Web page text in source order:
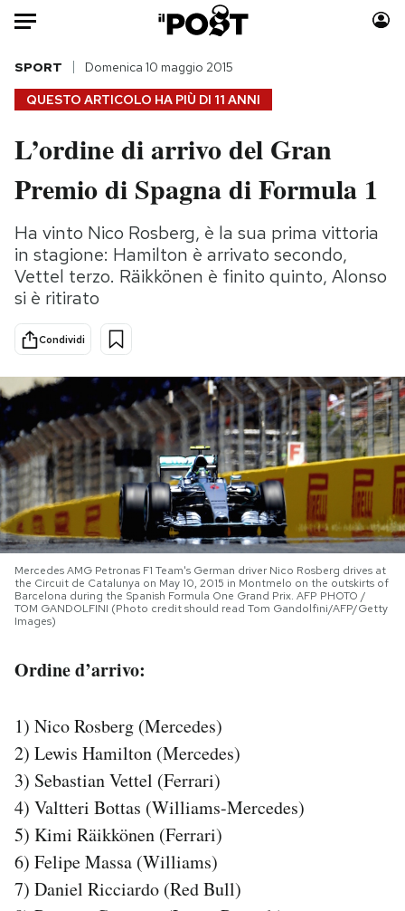
Auto
HOME
Italia
Politica
Tecnologia
Internet
Scienza
Cultura
Economia
Moda
Consumismi
Storie/Idee
Ok Boomer!
Media
PODCAST
NEWSLETTER
SHOP
CALENDARIO
AREA PERSONALE
Area Personale
Newsletter
Notifiche mobile
Hai bisogno di aiuto?
Esci
QUESTO ARTICOLO HA PIÙ DI 11 ANNI
SPORT Domenica 10 maggio 2015
L’ordine di arrivo del Gran
Premio di Spagna di Formula 1
Ha vinto Nico Rosberg, è la sua prima vittoria
in stagione: Hamilton è arrivato secondo,
Vettel terzo. Räikkönen è finito quinto, Alonso
si è ritirato
Condividi
Mercedes AMG Petronas F1 Team's German driver Nico Rosberg drives at
the Circuit de Catalunya on May 10, 2015 in Montmelo on the outskirts of
Barcelona during the Spanish Formula One Grand Prix. AFP PHOTO /
TOM GANDOLFINI (Photo credit should read Tom Gandolfini/AFP/Getty
Images)
Ordine d’arrivo:
1) Nico Rosberg (Mercedes)
2) Lewis Hamilton (Mercedes)
3) Sebastian Vettel (Ferrari)
4) Valtteri Bottas (Williams-Mercedes)
5) Kimi Räikkönen (Ferrari)
6) Felipe Massa (Williams)
7) Daniel Ricciardo (Red Bull)